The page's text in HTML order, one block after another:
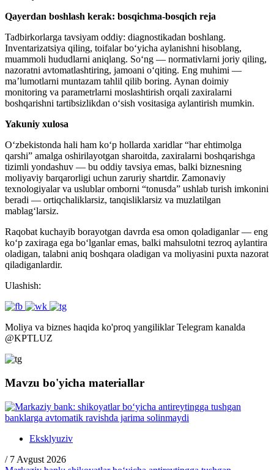
Qayerdan boshlash kerak: bosqichma-bosqich reja
Tadbirkorlarga tavsiyam oddiy: diagnostikadan boshlang.
Inventarizatsiya qiling, toifalar bo‘yicha aylanishni hisoblang,
muammoli hududlarni aniqlang. So‘ng — normativlarni joriy qiling,
nazoratni avtomatlashtiring, jamoani o‘qiting. Eng muhimi —
ma’lumotlarni muntazam tahlil qilib boring. Aynan doimiy
monitoring va parametrlarni moslashtirish orqali zaxiralarni
boshqarishni tartibsizlikdan o‘sish vositasiga aylantirish mumkin.
Yakuniy xulosa
O‘zbekistonda hali ham ko‘p hollarda xaridlar “har ehtimolga
qarshi” amalga oshirilayotgan sharoitda, zaxiralarni boshqarishga
tizimli yondashuv — bu oddiy tavsiya emas, balki biznesning
moliyaviy barqarorligi uchun zaruriy shartdir. Zamonaviy
texnologiyalar va uslublar omborni “tonusda” ushlab turish imkonini
beradi — ortiqchaliklarsiz, tanqisliklarsiz va muzlatilgan
mablag‘larsiz.
Raqobat kuchayib borayotgan davrda esa omon qoladiganlar — eng
ko‘p zaxiraga ega bo‘lganlar emas, balki mahsulotni tezroq aylantira
oladigan, talabni aniq boshqara oladigan va moliyasini puxta nazorat
qiladiganlardir.
Ulashish:
Moliya va biznes haqida ko'proq yangiliklar Telegram kanalda
@KPTLUZ
Mavzu bo'yicha materiallar
Eksklyuziv
/ 7 Avgust 2026